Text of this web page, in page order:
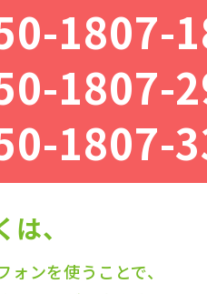
1807-
1807-
1807-
、
ンを使うことで、